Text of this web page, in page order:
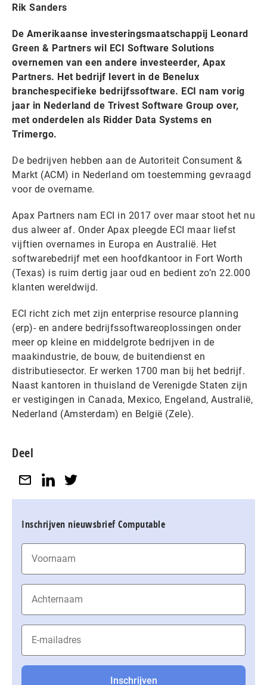
Rik Sanders
De Amerikaanse investeringsmaatschappij Leonard
Green & Partners wil ECI Software Solutions
overnemen van een andere investeerder, Apax
Partners. Het bedrijf levert in de Benelux
branchespecifieke bedrijfssoftware. ECI nam vorig
jaar in Nederland de Trivest Software Group over,
met onderdelen als Ridder Data Systems en
Trimergo.
De bedrijven hebben aan de Autoriteit Consument &
Markt (ACM) in Nederland om toestemming gevraagd
voor de overname.
Apax Partners nam ECI in 2017 over maar stoot het nu
dus alweer af. Onder Apax pleegde ECI maar liefst
vijftien overnames in Europa en Australië. Het
softwarebedrijf met een hoofdkantoor in Fort Worth
(Texas) is ruim dertig jaar oud en bedient zo’n 22.000
klanten wereldwijd.
ECI richt zich met zijn enterprise resource planning
(erp)- en andere bedrijfssoftwareoplossingen onder
meer op kleine en middelgrote bedrijven in de
maakindustrie, de bouw, de buitendienst en
distributiesector. Er werken 1700 man bij het bedrijf.
Naast kantoren in thuisland de Verenigde Staten zijn
er vestigingen in Canada, Mexico, Engeland, Australië,
Nederland (Amsterdam) en België (Zele).
Deel
Inschrijven nieuwsbrief Computable